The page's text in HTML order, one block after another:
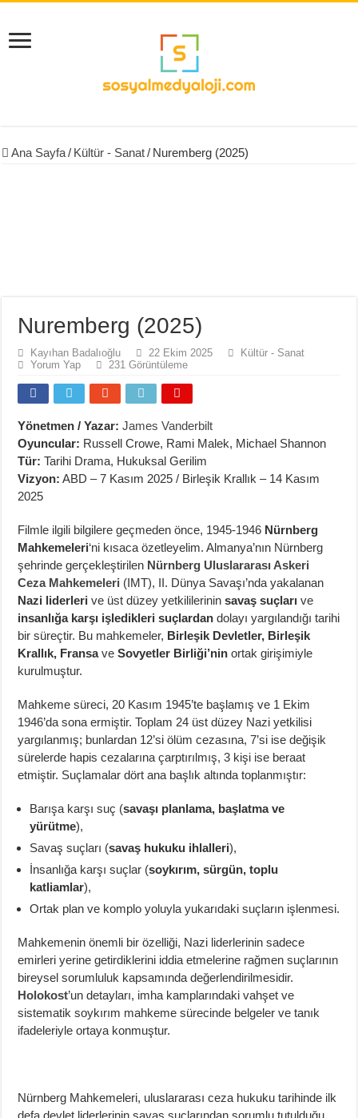
Ana Sayfa/ Kültür - Sanat/ Nuremberg (2025)
Nuremberg (2025)
Kayıhan Badalıoğlu 22 Ekim 2025
Kültür - Sanat
Yorum Yap
231 Görüntüleme
Yönetmen / Yazar: James Vanderbilt
Oyuncular: Russell Crowe, Rami Malek, Michael Shannon
Tür: Tarihi Drama, Hukuksal Gerilim
Vizyon: ABD – 7 Kasım 2025 / Birleşik Krallık – 14 Kasım
2025
Filmle ilgili bilgilere geçmeden önce, 1945-1946 Nürnberg
Mahkemeleri‘ni kısaca özetleyelim. Almanya’nın Nürnberg
şehrinde gerçekleştirilen Nürnberg Uluslararası Askeri
Ceza Mahkemeleri (IMT), II. Dünya Savaşı’nda yakalanan
Nazi liderleri ve üst düzey yetkililerininsavaş suçları ve
insanlığa karşı işledikleri suçlardan dolayı yargılandığı tarihi
bir süreçtir. Bu mahkemeler, Birleşik Devletler, Birleşik
Krallık, FransaveSovyetler Birliği’nin ortak girişimiyle
kurulmuştur.
Mahkeme süreci, 20 Kasım 1945’te başlamış ve 1 Ekim
1946’da sona ermiştir. Toplam 24 üst düzey Nazi yetkilisi
yargılanmış; bunlardan 12’si ölüm cezasına, 7’si ise değişik
sürelerde hapis cezalarına çarptırılmış, 3 kişi ise beraat
etmiştir. Suçlamalar dört ana başlık altında toplanmıştır:
Barışa karşı suç (savaşı planlama, başlatma ve
yürütme),
Savaş suçları (savaş hukuku ihlalleri),
İnsanlığa karşı suçlar (soykırım, sürgün, toplu
katliamlar),
Ortak plan ve komplo yoluyla yukarıdaki suçların işlenmesi.
Mahkemenin önemli bir özelliği, Nazi liderlerinin sadece
emirleri yerine getirdiklerini iddia etmelerine rağmen suçlarının
bireysel sorumluluk kapsamında değerlendirilmesidir.
Holokost’un detayları, imha kamplarındaki vahşet ve
sistematik soykırım mahkeme sürecinde belgeler ve tanık
ifadeleriyle ortaya konmuştur.
Nürnberg Mahkemeleri, uluslararası ceza hukuku tarihinde ilk
defa devlet liderlerinin savaş suçlarından sorumlu tutulduğu